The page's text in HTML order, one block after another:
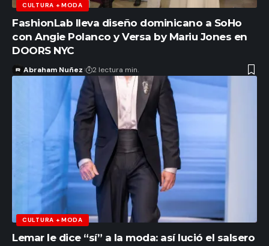
CULTURA + MODA
FashionLab lleva diseño dominicano a SoHo
con Angie Polanco y Versa by Mariu Jones en
DOORS NYC
Abraham Nuñez 2 lectura min.
CULTURA + MODA
Lemar le dice “sí” a la moda: así lució el salsero